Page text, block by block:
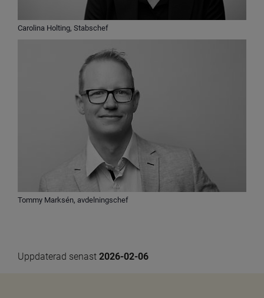
Carolina Holting, Stabschef
Tommy Marksén, avdelningschef
Uppdaterad senast 2026-02-06